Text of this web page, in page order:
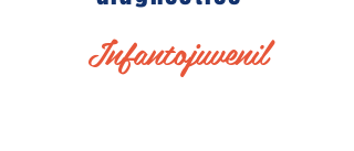
Infantojuvenil